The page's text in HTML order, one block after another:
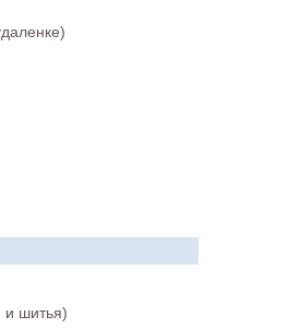
и шитья)